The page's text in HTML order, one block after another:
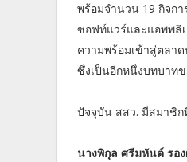
พร้อมจำนวน 19 กิจก
ซอฟท์แวร์และแอพพลิเ
ความพร้อมเข้าสู่ตลา
ซึ่งเป็นอีกหนึ่งบทบาท
ปัจจุบัน สสว. มีสมาชิก
นางพิกุล ศรีมหันต์ รอ